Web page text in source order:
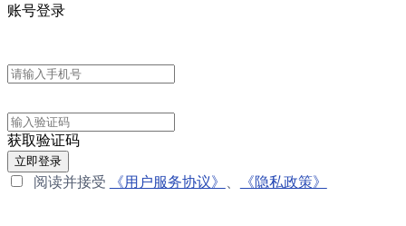
账号登录
获取验证码
立即登录
阅读并接受 《用户服务协议》 《隐私政策》